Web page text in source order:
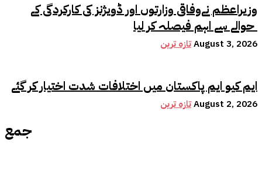
وزیراعظم نےوفاقی وزارتوں اور ڈویژنز کی کارکردگی کے
حوالے سے اہم فیصلہ کر لیا
تازہ ترینAugust 3, 2026
ایم کیو ایم پاکستان میں اختلافات شدت اختیار کر گئے
تازہ ترینAugust 2, 2026
جمع